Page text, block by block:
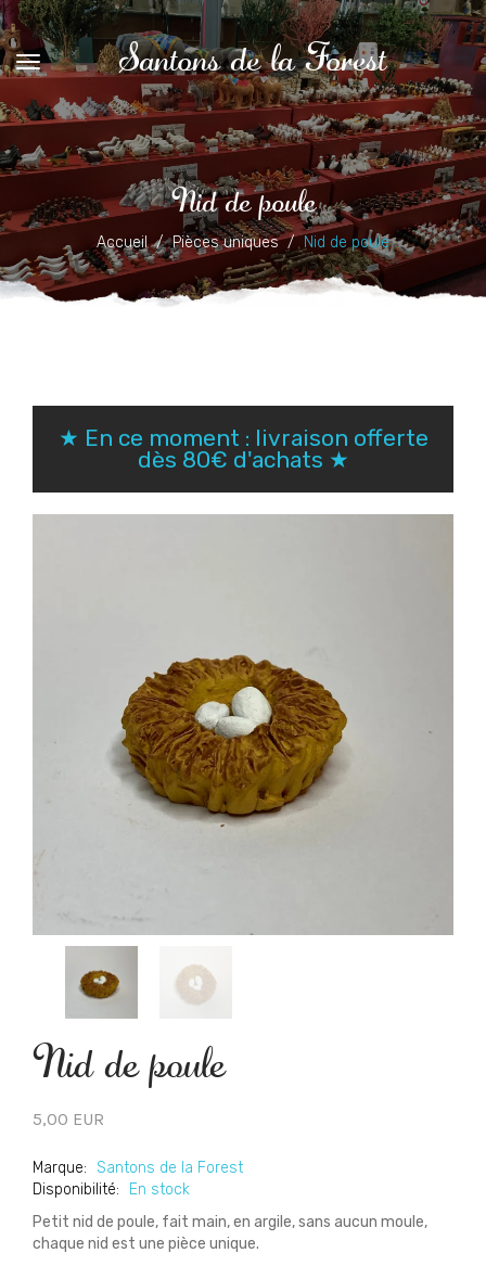
Santons de la Forest
Nid de poule
Accueil Pièces uniques Nid de poule
★ En ce moment : livraison offerte
dès 80€ d'achats ★
Nid de poule
5,00 EUR
Marque: Santons de la Forest
Disponibilité:
En stock
Petit nid de poule, fait main, en argile, sans aucun moule,
chaque nid est une pièce unique.